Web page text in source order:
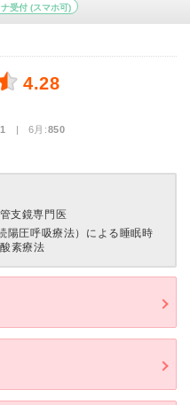
受付 (スマホ可)
4.28
| 6月:850
支鏡専門医
陽圧呼吸療法）による睡眠時
素療法